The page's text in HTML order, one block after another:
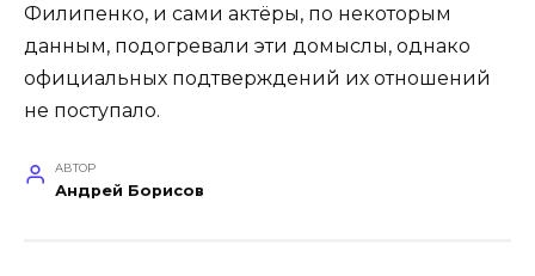
Филипенко, и сами актёры, по некоторым
данным, подогревали эти домыслы, однако
официальных подтверждений их отношений
не поступало.
АВТОР
Андрей Борисов